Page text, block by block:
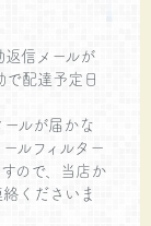
信メールが
配達予定日
ルが届かな
ルフィルター
ので、当店か
くださいま